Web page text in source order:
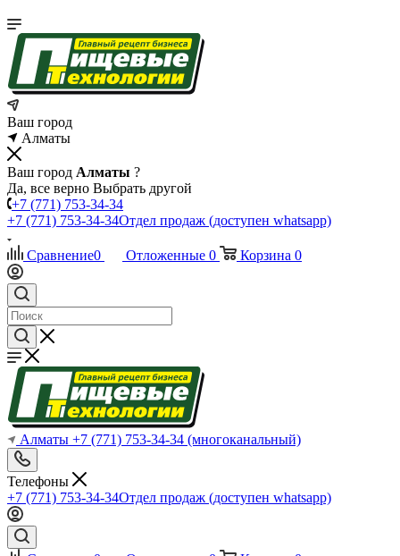
Ваш город
Алматы
Ваш город Алматы ?
Да, все верно Выбрать другой
+7 (771) 753-34-34
+7 (771) 753-34-34Отдел продаж (доступен whatsapp)
Сравнение0 Отложенные 0 Корзина 0
Алматы +7 (771) 753-34-34 (многоканальный)
Телефоны
+7 (771) 753-34-34Отдел продаж (доступен whatsapp)